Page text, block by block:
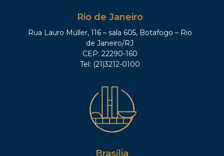
Rio de Janeiro
Rua Lauro Müller, 116 – sala 605, Botafogo – Rio
de Janeiro/RJ
CEP: 22290-160
Tel: (21)3212-0100
Brasília